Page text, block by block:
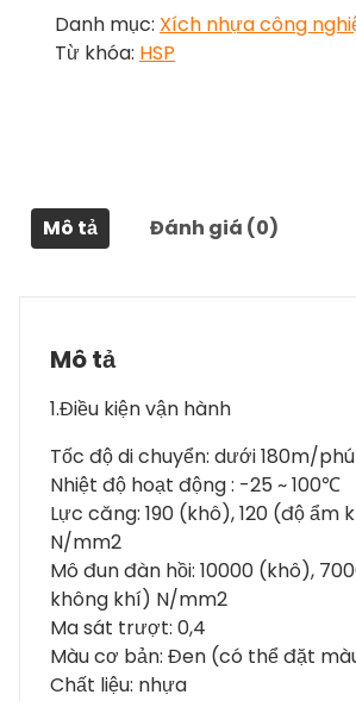
Danh mục: Xích nhựa công
Từ khóa: HSP
Mô tả Đánh giá (0)
Mô tả
1.Điều kiện vận hành
Tốc độ di chuyển: dưới 180m/
Nhiệt độ hoạt động : -25 ~ 100℃
Lực căng: 190 (khô), 120 (độ ẩm
N/mm2
Mô đun đàn hồi: 10000 (khô),
không khí) N/mm2
Ma sát trượt: 0,4
Màu cơ bản: Đen (có thể đặt
Chất liệu: nhựa